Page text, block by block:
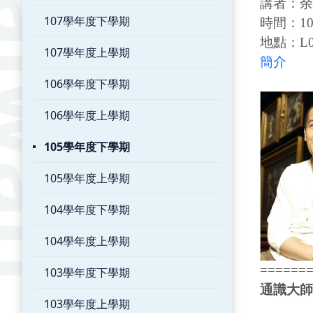
107學年度下學期
107學年度上學期
106學年度下學期
106學年度上學期
105學年度下學期
105學年度上學期
104學年度下學期
104學年度上學期
103學年度下學期
103學年度上學期
講者：
時間：
地點：
簡介
通識大